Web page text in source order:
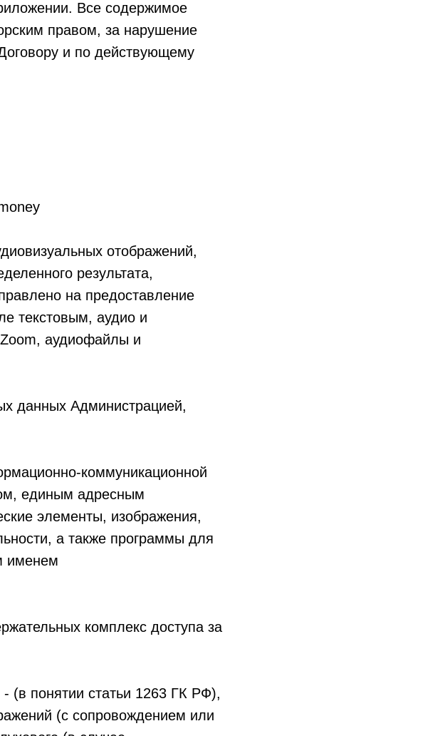
Все содержимое
правом, за нарушение
и по действующему
отображений,
результата,
на предоставление
текстовым, аудио и
аудиофайлы и
данных Администрацией,
коммуникационной
единым адресным
элементы, изображения,
а также программы для
именем
комплекс доступа за
(в понятии статьи 1263 ГК РФ),
(с сопровождением или